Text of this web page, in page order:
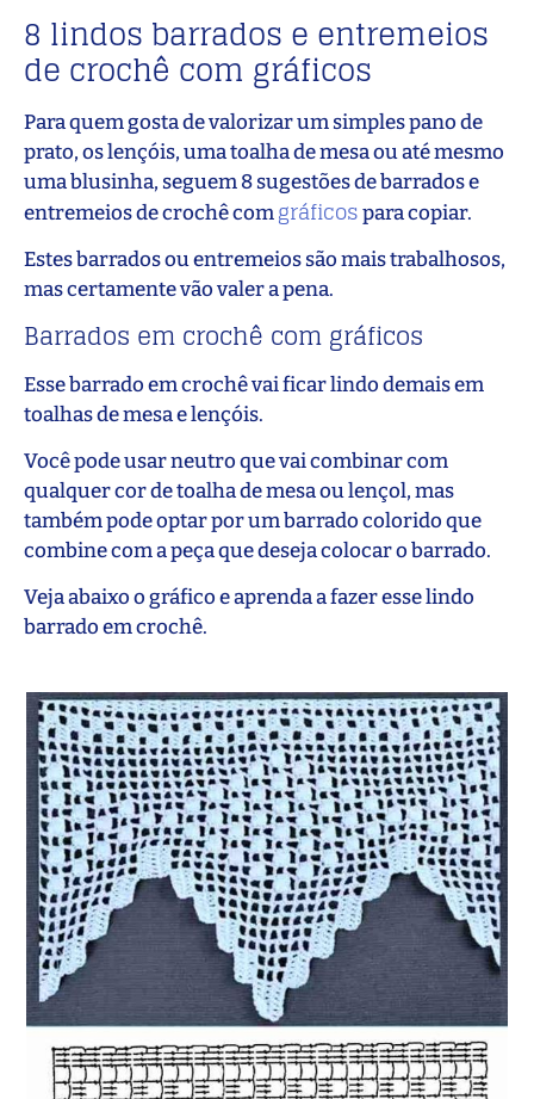
8 lindos barrados e entremeios
de crochê com gráficos
Para quem gosta de valorizar um simples pano de
prato, os lençóis, uma toalha de mesa ou até mesmo
uma blusinha, seguem 8 sugestões de barrados e
entremeios de crochê comgráficospara copiar.
Estes barrados ou entremeios são mais trabalhosos,
mas certamente vão valer a pena.
Barrados em crochê com gráficos
Esse barrado em crochê vai ficar lindo demais em
toalhas de mesa e lençóis.
Você pode usar neutro que vai combinar com
qualquer cor de toalha de mesa ou lençol, mas
também pode optar por um barrado colorido que
combine com a peça que deseja colocar o barrado.
Veja abaixo o gráfico e aprenda a fazer esse lindo
barrado em crochê.